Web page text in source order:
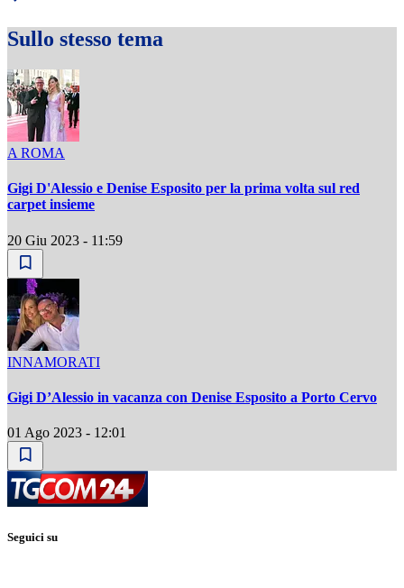
Sullo stesso tema
A ROMA
Gigi D'Alessio e Denise Esposito per la prima volta sul red
carpet insieme
20 Giu 2023 - 11:59
INNAMORATI
Gigi D’Alessio in vacanza con Denise Esposito a Porto Cervo
01 Ago 2023 - 12:01
Seguici su